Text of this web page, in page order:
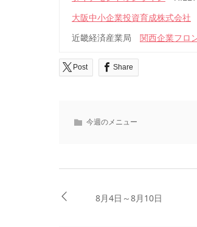
大阪中小企業投資育成株式会社
近畿経済産業局 関西企業フロ
Post Share
今週のメニュー
8月4日～8月10日